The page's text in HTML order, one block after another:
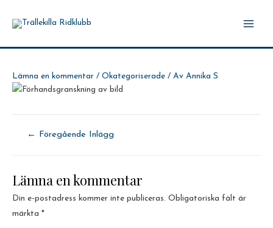
Lämna en kommentar / Okategoriserade / Av Annika S
Inläggsnavigering
← Föregående Inlägg
Lämna en kommentar
Din e-postadress kommer inte publiceras. Obligatoriska fält är
märkta *